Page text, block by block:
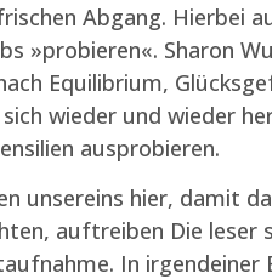
Abgang. Hierbei
»probieren«. Sharon
Equilibrium,
wieder und wieder
ausprobieren.
unsereins hier, damit
auftreiben Die leser
In irgendeiner